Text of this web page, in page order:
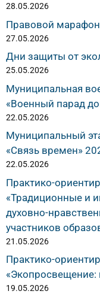
28.05.2026
Правовой марафон
27.05.2026
Дни защиты от
25.05.2026
Муниципальная
«Военный парад
22.05.2026
Муниципальный
«Связь времен»
22.05.2026
Практико-
«Традиционные и
духовно-
участников
21.05.2026
Практико-
«Экопросвещение:
19.05.2026